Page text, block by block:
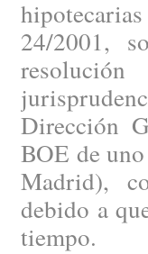
24/2001,
Dirección
BOE de
Madrid),
debido a
tiempo.